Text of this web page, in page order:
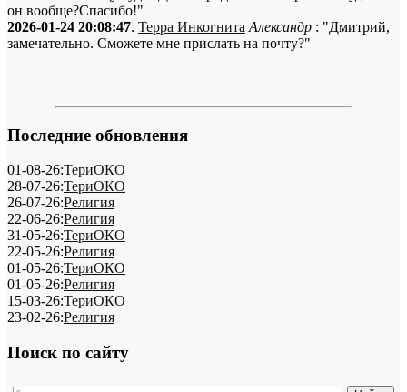
он вообще?Спасибо!"
2026-01-24 20:08:47. Терра Инкогнита Александр : "Дмитрий,
замечательно. Сможете мне прислать на почту?"
Последние обновления
01-08-26:ТериОКО
28-07-26:ТериОКО
26-07-26:Религия
22-06-26:Религия
31-05-26:ТериОКО
22-05-26:Религия
01-05-26:ТериОКО
01-05-26:Религия
15-03-26:ТериОКО
23-02-26:Религия
Поиск по сайту